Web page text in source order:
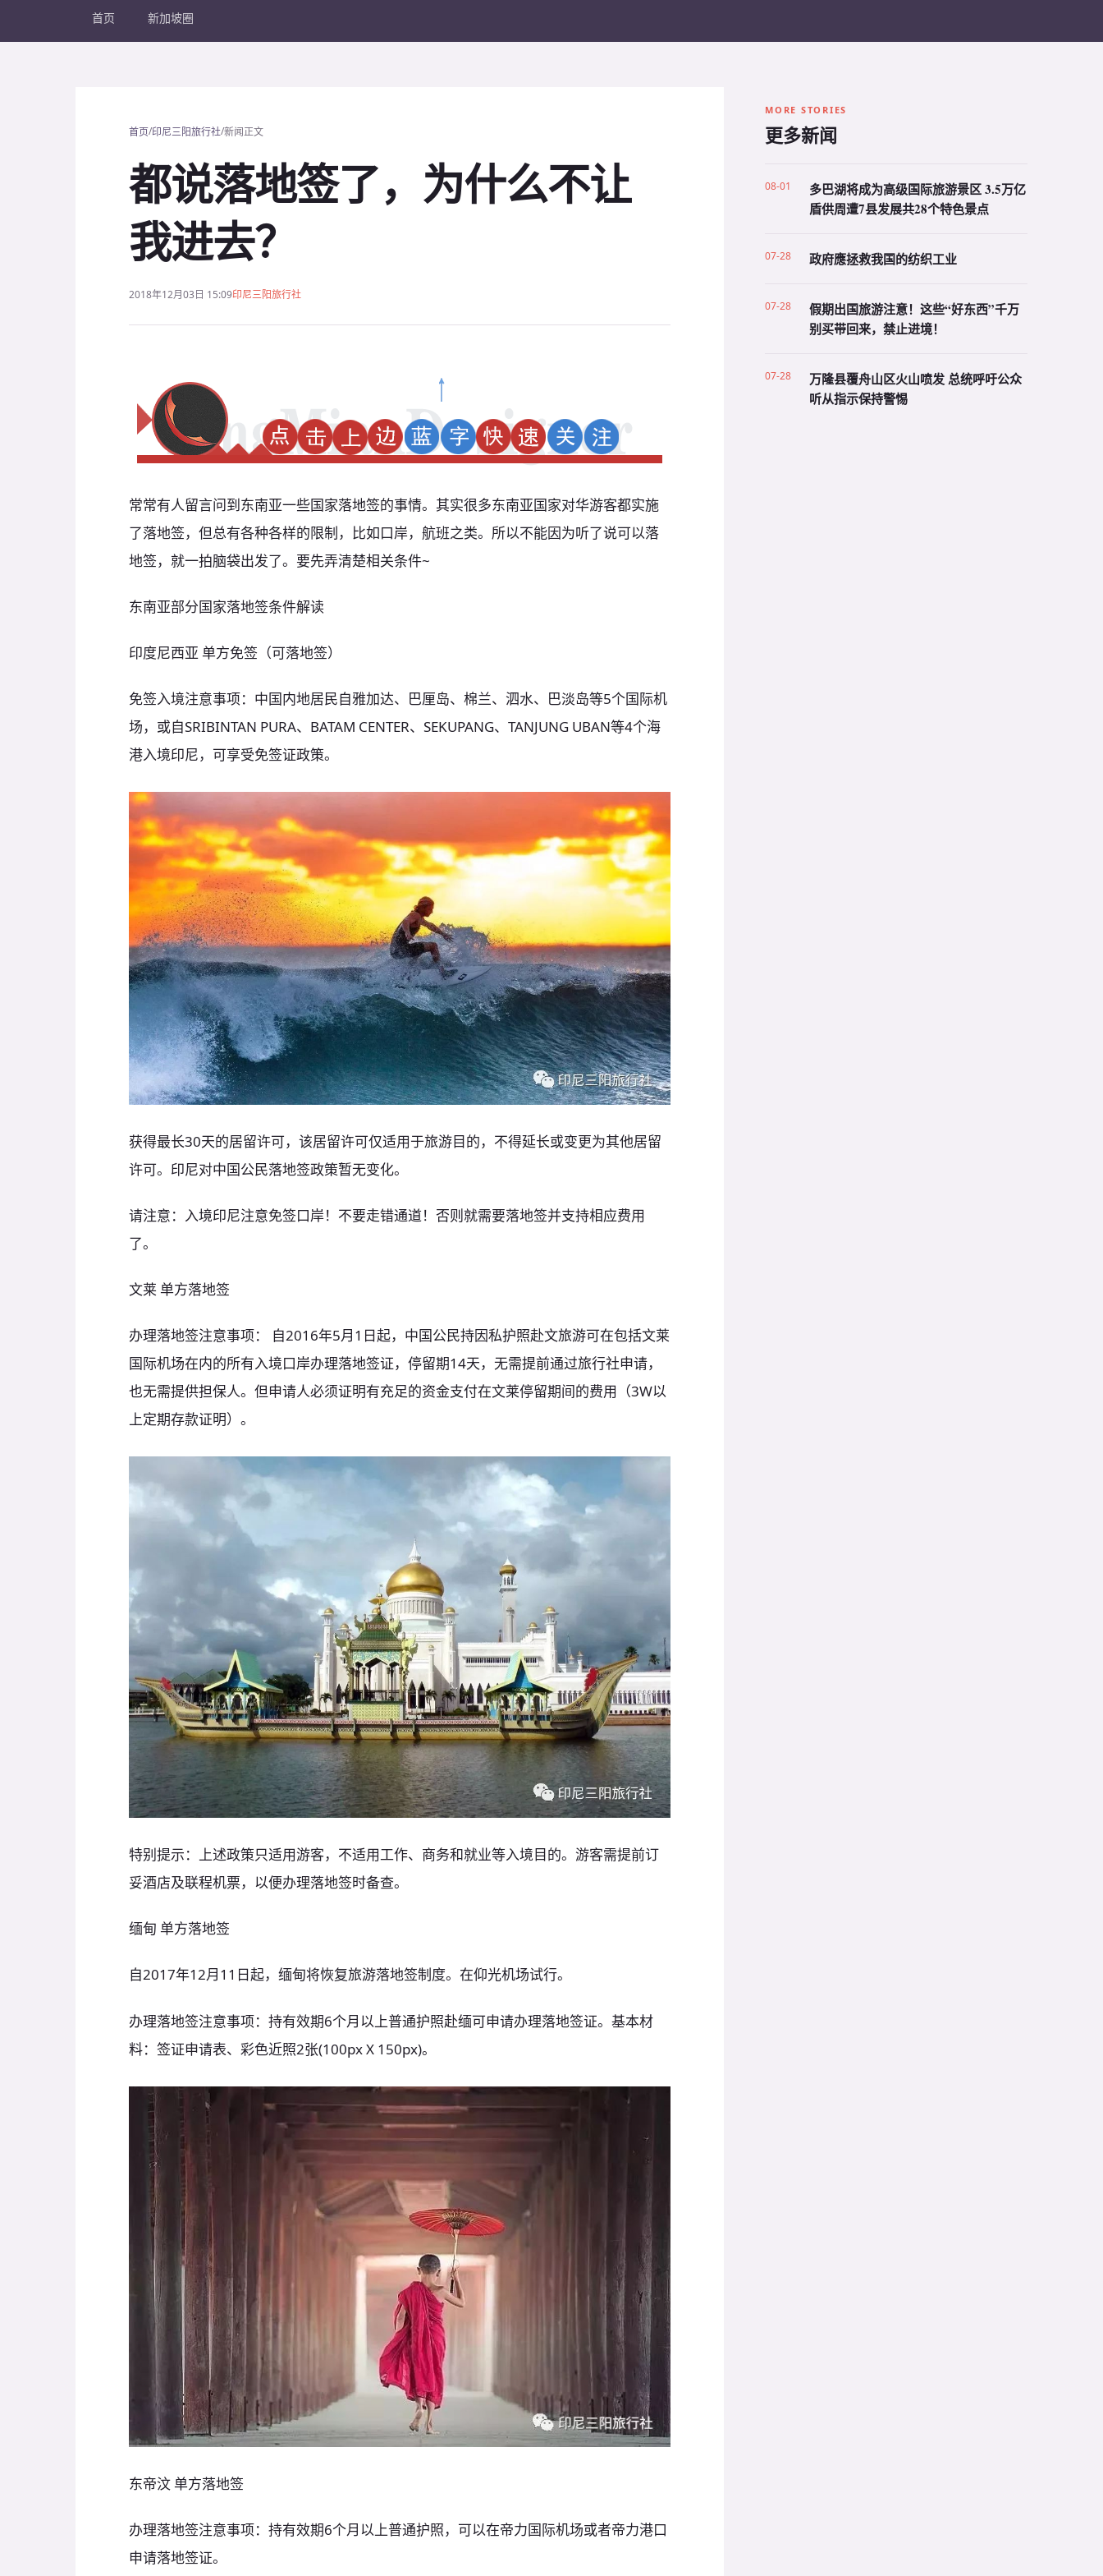
首页 新加坡圈
首页/印尼三阳旅行社/新闻正文
都说落地签了，为什么不让
我进去？
2018年12月03日 15:09印尼三阳旅行社
常常有人留言问到东南亚一些国家落地签的事情。其实很多东南亚国家对华游客都实施
了落地签，但总有各种各样的限制，比如口岸，航班之类。所以不能因为听了说可以落
地签，就一拍脑袋出发了。要先弄清楚相关条件~
东南亚部分国家落地签条件解读
印度尼西亚 单方免签（可落地签）
免签入境注意事项：中国内地居民自雅加达、巴厘岛、棉兰、泗水、巴淡岛等5个国际机
场，或自SRIBINTAN PURA、BATAM CENTER、SEKUPANG、TANJUNG UBAN等4个海
港入境印尼，可享受免签证政策。
获得最长30天的居留许可，该居留许可仅适用于旅游目的，不得延长或变更为其他居留
许可。印尼对中国公民落地签政策暂无变化。
请注意：入境印尼注意免签口岸！不要走错通道！否则就需要落地签并支持相应费用
了。
文莱 单方落地签
办理落地签注意事项： 自2016年5月1日起，中国公民持因私护照赴文旅游可在包括文莱
国际机场在内的所有入境口岸办理落地签证，停留期14天，无需提前通过旅行社申请，
也无需提供担保人。但申请人必须证明有充足的资金支付在文莱停留期间的费用（3W以
上定期存款证明）。
特别提示：上述政策只适用游客，不适用工作、商务和就业等入境目的。游客需提前订
妥酒店及联程机票，以便办理落地签时备查。
缅甸 单方落地签
自2017年12月11日起，缅甸将恢复旅游落地签制度。在仰光机场试行。
办理落地签注意事项：持有效期6个月以上普通护照赴缅可申请办理落地签证。基本材
料：签证申请表、彩色近照2张(100px X 150px)。
东帝汶 单方落地签
办理落地签注意事项：持有效期6个月以上普通护照，可以在帝力国际机场或者帝力港口
申请落地签证。
MORE STORIES
更多新闻
08-01
多巴湖将成为高级国际旅游景区 3.5万亿
盾供周遭7县发展共28个特色景点
07-28 政府應拯救我国的纺织工业
07-28
假期出国旅游注意！这些“好东西”千万
别买带回来，禁止进境！
07-28
万隆县覆舟山区火山喷发 总统呼吁公众
听从指示保持警惕